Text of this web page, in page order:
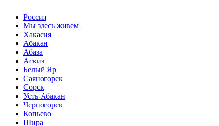
Россия
Мы здесь живем
Хакасия
Абакан
Абаза
Аскиз
Белый Яр
Саяногорск
Сорск
Усть-Абакан
Черногорск
Копьево
Шира